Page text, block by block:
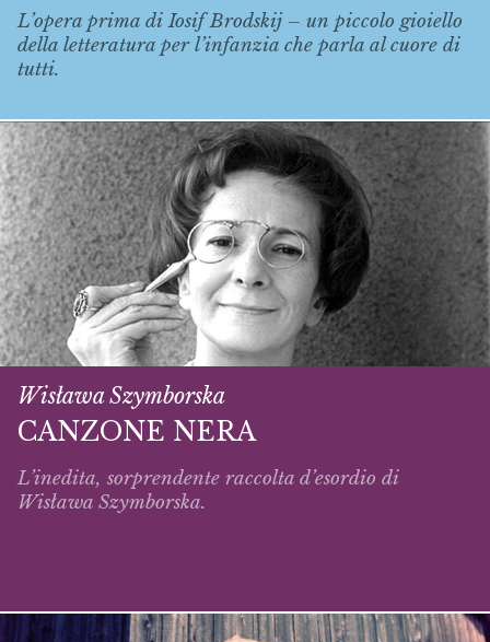
L’opera prima di Iosif Brodskij – un piccolo gioiello
della letteratura per l’infanzia che parla al cuore di
tutti.
Wisława Szymborska
CANZONE NERA
L’inedita, sorprendente raccolta d’esordio di
Wisława Szymborska.